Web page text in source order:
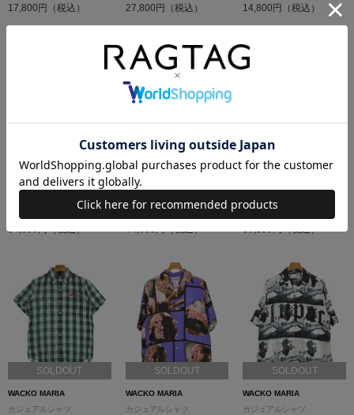
17,800円（税込） 27,800円（税込） 14,800円（税込）
SOLDOUT
カジュアルシャツ
34,800円（税込）
SOLDOUT
WACKO MARIA
カジュアルシャツ
サイズ：XL
SOLDOUT
カジュアルシャツ
サイズ：XL
SOLDOUT
WACKO MARIA
カジュアルシャツ
SOLDOUT
WACKO MARIA
カジュアルシャツ
SOLDOUT
WACKO MARIA
カジュアルシャツ